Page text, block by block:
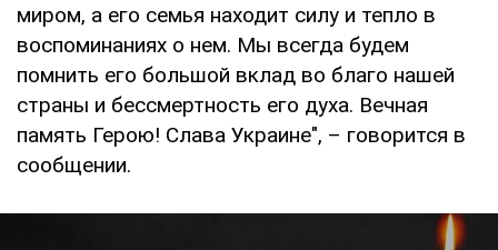
миром, а его семья находит силу и тепло в
воспоминаниях о нем. Мы всегда будем
помнить его большой вклад во благо нашей
страны и бессмертность его духа. Вечная
память Герою! Слава Украине", – говорится в
сообщении.